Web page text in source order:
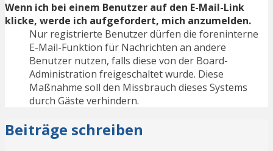
Wenn ich bei einem Benutzer auf den E-Mail-Link
klicke, werde ich aufgefordert, mich anzumelden.
Nur registrierte Benutzer dürfen die foreninterne
E-Mail-Funktion für Nachrichten an andere
Benutzer nutzen, falls diese von der Board-
Administration freigeschaltet wurde. Diese
Maßnahme soll den Missbrauch dieses Systems
durch Gäste verhindern.
Beiträge schreiben